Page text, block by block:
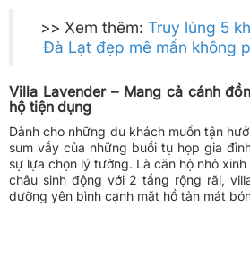
>> Xem thêm: Truy lùng 5
Đà Lạt đẹp mê mẩn không
Villa Lavender – Mang cả cánh
hộ tiện dụng
Dành cho những du khách muốn tận
sum vầy của những buổi tụ họp gia
sự lựa chọn lý tưởng. Là căn hộ nhỏ
châu sinh động với 2 tầng rộng rãi,
dưỡng yên bình cạnh mặt hồ tản mát